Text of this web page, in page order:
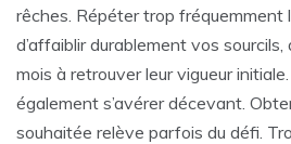
rêches. Répéter trop fréquemment
d’affaiblir durablement vos
mois à retrouver leur vigueur
également s’avérer décevant.
souhaitée relève parfois du défi.